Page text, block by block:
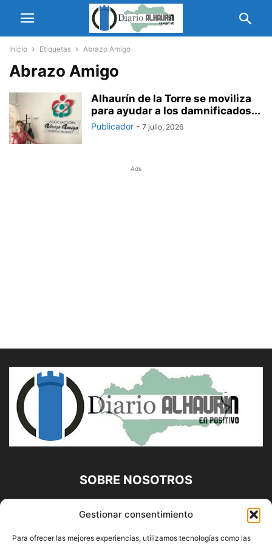
Gestionar consentimiento
Para ofrecer las mejores experiencias, utilizamos tecnologías como las
Inicio Etiquetas Abrazo Amigo
Abrazo Amigo
Alhaurín de la Torre se moviliza
para ayudar a los damnificados...
Publicador - 7 julio, 2026
Ads
SOBRE NOSOTROS
Diario Alhaurín (www.alhaurindelatorre.com) Propiedad de
Francisco E. López López | 639 95 71 95 | Noticias de
Alhaurín de la Torre, Málaga y Provincia|